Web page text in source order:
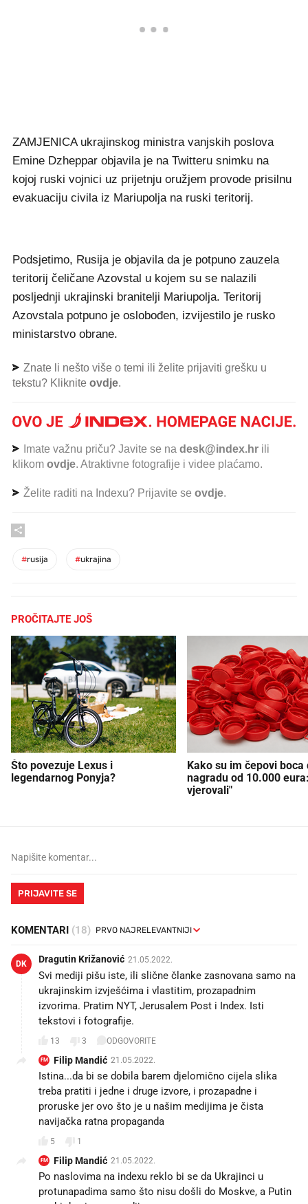
ZAMJENICA ukrajinskog ministra vanjskih poslova
Emine Dzheppar objavila je na Twitteru snimku na
kojoj ruski vojnici uz prijetnju oružjem provode prisilnu
evakuaciju civila iz Mariupolja na ruski teritorij.
Podsjetimo, Rusija je objavila da je potpuno zauzela
teritorij čeličane Azovstal u kojem su se nalazili
posljednji ukrajinski branitelji Mariupolja. Teritorij
Azovstala potpuno je oslobođen, izvijestilo je rusko
ministarstvo obrane.
Znate li nešto više o temi ili želite prijaviti grešku u
tekstu? Kliknite ovdje.
Imate važnu priču? Javite se na desk@index.hr ili
klikom ovdje. Atraktivne fotografije i videe plaćamo.
Želite raditi na Indexu? Prijavite se ovdje.
#rusija #ukrajina
PROČITAJTE JOŠ
Što povezuje Lexus i
legendarnog Ponyja?
Kako su im čepovi boca
nagradu od 10.000
vjerovali"
PRIJAVITE SE
KOMENTARI (18)
DK Dragutin Križanović 21.05.2022.
Svi mediji pišu iste, ili slične članke zasnovana samo na
ukrajinskim izvješćima i vlastitim, prozapadnim
izvorima. Pratim NYT, Jerusalem Post i Index. Isti
tekstovi i fotografije.
13 3 ODGOVORITE
FM Filip Mandić 21.05.2022.
Istina...da bi se dobila barem djelomično cijela slika
treba pratiti i jedne i druge izvore, i prozapadne i
proruske jer ovo što je u našim medijima je čista
navijačka ratna propaganda
5 1
FM Filip Mandić 21.05.2022.
Po naslovima na indexu reklo bi se da Ukrajinci u
protunapadima samo što nisu došli do Moskve, a Putin